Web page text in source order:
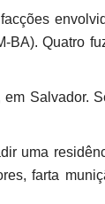
BA). Quatro
Salvador.
uma
farta